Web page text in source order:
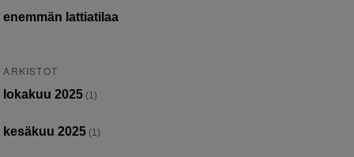
enemmän lattiatilaa
ARKISTOT
lokakuu 2025 (1)
kesäkuu 2025 (1)